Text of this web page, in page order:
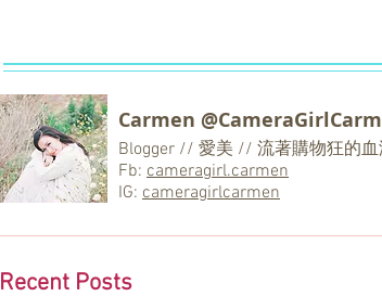
Carmen
Blogger // 愛美 // 流著購物狂的血
Fb: cameragirl.carmen
IG: cameragirlcarmen
Recent Posts